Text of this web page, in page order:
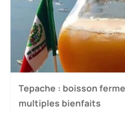
Tepache : boisson
multiples bienfaits